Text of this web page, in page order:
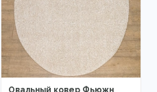
Овальный ковер Фьюжн